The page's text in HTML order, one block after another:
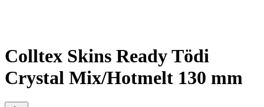
Colltex Skins Ready Tödi
Crystal Mix/Hotmelt 130 mm